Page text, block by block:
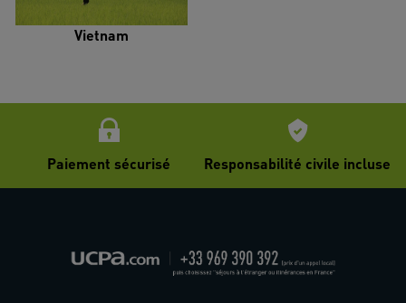
Vietnam
Paiement sécurisé Responsabilité civile incluse